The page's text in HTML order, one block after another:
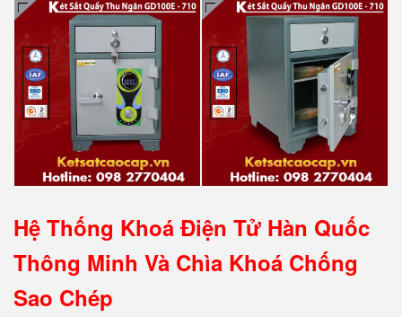
Hệ Thống Khoá Điện Tử Hàn Quốc
Thông Minh Và Chìa Khoá Chống
Sao Chép